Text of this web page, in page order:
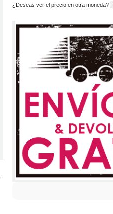
¿Deseas ver el precio en otra moneda?